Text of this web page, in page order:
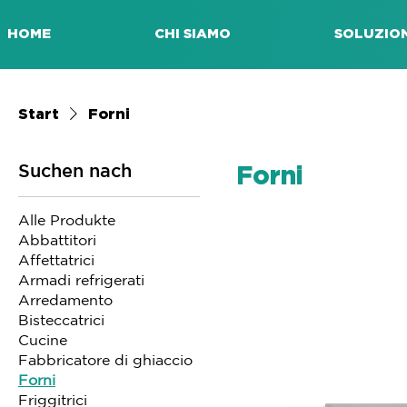
HOME CHI SIAMO
Start Forni
Suchen nach
Alle Produkte
Abbattitori
Affettatrici
Armadi refrigerati
Arredamento
Bisteccatrici
Cucine
Fabbricatore di ghiaccio
Forni
Friggitrici
Forni